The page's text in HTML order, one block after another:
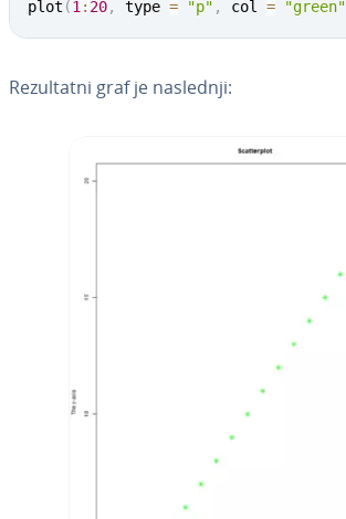
plot (1 : 20, type = "p" , col = "green"
Re­zul­ta­tni graf je naslednji: